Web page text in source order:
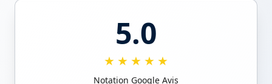
5.0
★ ★ ★ ★ ★
Notation Google Avis